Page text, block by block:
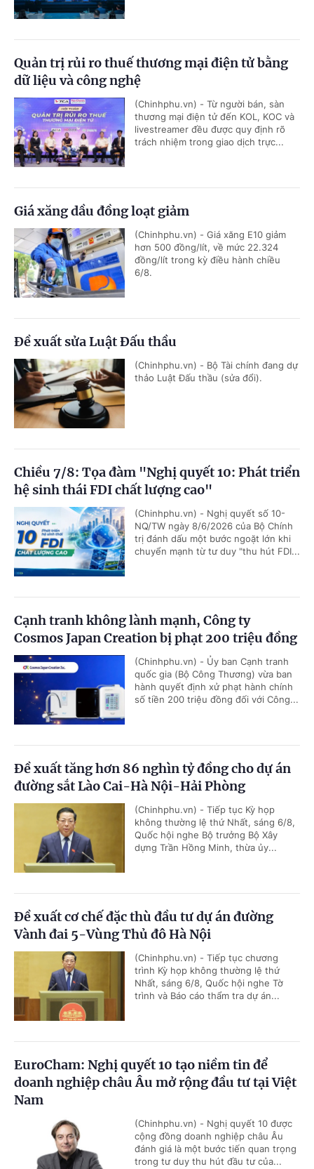
Quản trị rủi ro thuế thương mại điện tử bằng
dữ liệu và công nghệ
(Chinhphu.vn) - Từ người bán, sàn
thương mại điện tử đến KOL, KOC và
livestreamer đều được quy định rõ
trách nhiệm trong giao dịch trực...
Giá xăng dầu đồng loạt giảm
(Chinhphu.vn) - Giá xăng E10 giảm
hơn 500 đồng/lít, về mức 22.324
đồng/lít trong kỳ điều hành chiều
6/8.
Đề xuất sửa Luật Đấu thầu
(Chinhphu.vn) - Bộ Tài chính đang dự
thảo Luật Đấu thầu (sửa đổi).
Chiều 7/8: Tọa đàm "Nghị quyết 10: Phát triển
hệ sinh thái FDI chất lượng cao"
(Chinhphu.vn) - Nghị quyết số 10-
NQ/TW ngày 8/6/2026 của Bộ Chính
trị đánh dấu một bước ngoặt lớn khi
chuyển mạnh từ tư duy "thu hút FDI...
Cạnh tranh không lành mạnh, Công ty
Cosmos Japan Creation bị phạt 200 triệu đồng
(Chinhphu.vn) - Ủy ban Cạnh tranh
quốc gia (Bộ Công Thương) vừa ban
hành quyết định xử phạt hành chính
số tiền 200 triệu đồng đối với Công...
Đề xuất tăng hơn 86 nghìn tỷ đồng cho dự án
đường sắt Lào Cai-Hà Nội-Hải Phòng
(Chinhphu.vn) - Tiếp tục Kỳ họp
không thường lệ thứ Nhất, sáng 6/8,
Quốc hội nghe Bộ trưởng Bộ Xây
dựng Trần Hồng Minh, thừa ủy...
Đề xuất cơ chế đặc thù đầu tư dự án đường
Vành đai 5-Vùng Thủ đô Hà Nội
(Chinhphu.vn) - Tiếp tục chương
trình Kỳ họp không thường lệ thứ
Nhất, sáng 6/8, Quốc hội nghe Tờ
trình và Báo cáo thẩm tra dự án...
EuroCham: Nghị quyết 10 tạo niềm tin để
doanh nghiệp châu Âu mở rộng đầu tư tại Việt
Nam
(Chinhphu.vn) - Nghị quyết 10 được
cộng đồng doanh nghiệp châu Âu
đánh giá là một bước tiến quan trọng
trong tư duy thu hút đầu tư của...